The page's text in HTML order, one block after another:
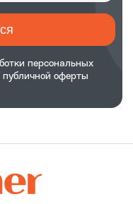
персональных
публичной оферты